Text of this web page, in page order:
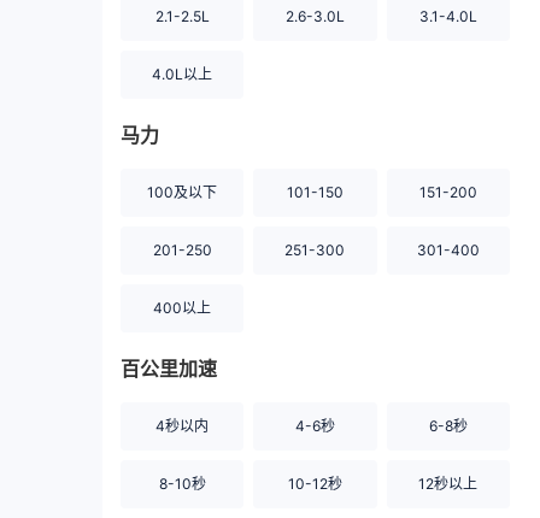
2.1-2.5L 2.6-3.0L 3.1-4.0L
4.0L以上
马力
100及以下 101-150 151-200
201-250 251-300 301-400
400以上
百公里加速
4秒以内 4-6秒 6-8秒
8-10秒 10-12秒 12秒以上